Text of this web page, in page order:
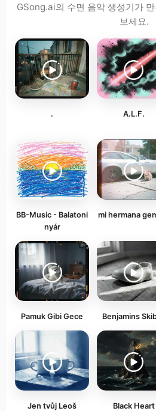
GSong.ai의 수면 음악 생성기가
보세요.
. A.L.F.
BB-Music - Balatoni
nyár
mi hermana
Pamuk Gibi Gece Benjamins
Jen tvůj Leoš Black Heart